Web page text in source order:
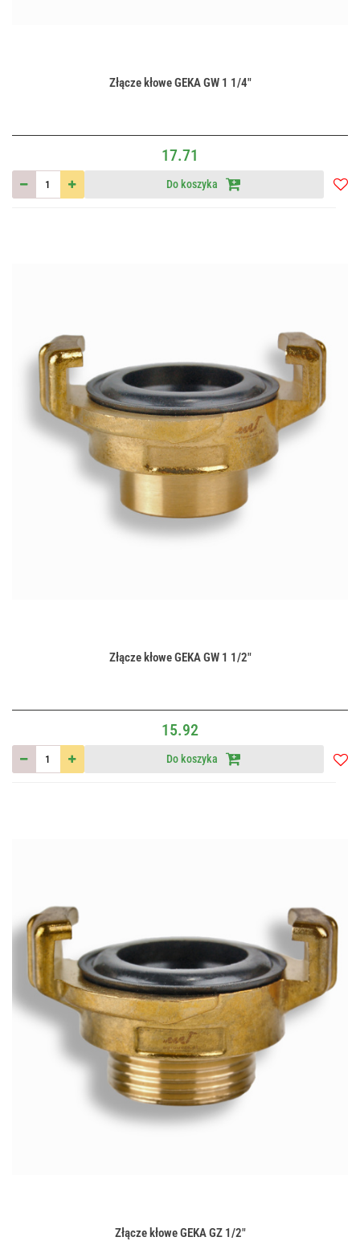
Złącze kłowe GEKA GW 1 1/4"
17.71
Do koszyka
Złącze kłowe GEKA GW 1 1/2"
15.92
Do koszyka
Złącze kłowe GEKA GZ 1/2"